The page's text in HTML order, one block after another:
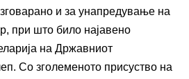
и за унапредување на
при што било најавено
на Државниот
Со зголеменото присуство на